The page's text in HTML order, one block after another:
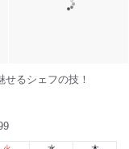
せるシェフの技！